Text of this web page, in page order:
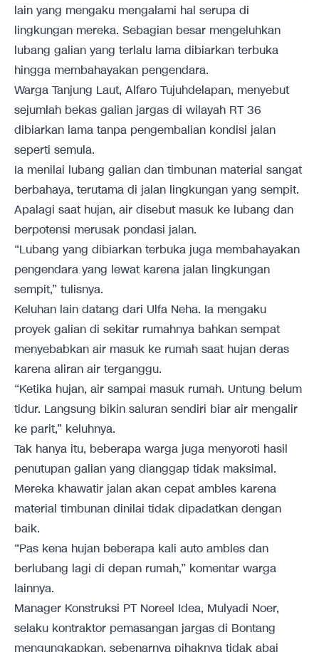
lain yang mengaku mengalami hal serupa di
lingkungan mereka. Sebagian besar mengeluhkan
lubang galian yang terlalu lama dibiarkan terbuka
hingga membahayakan pengendara.
Warga Tanjung Laut, Alfaro Tujuhdelapan, menyebut
sejumlah bekas galian jargas di wilayah RT 36
dibiarkan lama tanpa pengembalian kondisi jalan
seperti semula.
Ia menilai lubang galian dan timbunan material sangat
berbahaya, terutama di jalan lingkungan yang sempit.
Apalagi saat hujan, air disebut masuk ke lubang dan
berpotensi merusak pondasi jalan.
“Lubang yang dibiarkan terbuka juga membahayakan
pengendara yang lewat karena jalan lingkungan
sempit,” tulisnya.
Keluhan lain datang dari Ulfa Neha. Ia mengaku
proyek galian di sekitar rumahnya bahkan sempat
menyebabkan air masuk ke rumah saat hujan deras
karena aliran air terganggu.
“Ketika hujan, air sampai masuk rumah. Untung belum
tidur. Langsung bikin saluran sendiri biar air mengalir
ke parit,” keluhnya.
Tak hanya itu, beberapa warga juga menyoroti hasil
penutupan galian yang dianggap tidak maksimal.
Mereka khawatir jalan akan cepat ambles karena
material timbunan dinilai tidak dipadatkan dengan
baik.
“Pas kena hujan beberapa kali auto ambles dan
berlubang lagi di depan rumah,” komentar warga
lainnya.
Manager Konstruksi PT Noreel Idea, Mulyadi Noer,
selaku kontraktor pemasangan jargas di Bontang
mengungkapkan, sebenarnya pihaknya tidak abai